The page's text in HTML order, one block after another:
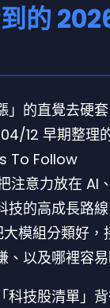
的
」的直覺去硬
12 早期整理
To Follow
注意力放在 AI
技的高成長路
模組分類好，
、以及哪裡容
科技股清單」